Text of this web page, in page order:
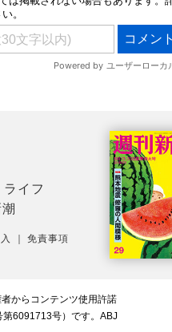
ライフ
｜免責事項
からコンテンツ使用許諾
第6091713号）です。ABJ